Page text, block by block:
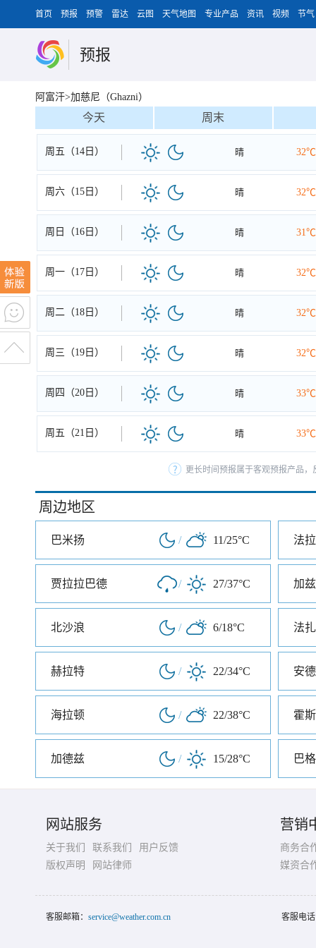
首页 预报 预警 雷达 云图 天气地图 专业产品 资讯 视频 节气
预报
阿富汗>加慈尼（Ghazni）
今天 周末
周五（14日） 晴 32℃
周六（15日） 晴 32℃
周日（16日） 晴 31℃
周一（17日） 晴 32℃
周二（18日） 晴 32℃
周三（19日） 晴 32℃
周四（20日） 晴 33℃
周五（21日） 晴 33℃
更长时间预报属于客观预报产品
周边地区
巴米扬 / 11/25°C 法
贾拉拉巴德 / 27/37°C 加
北沙浪 / 6/18°C 法
赫拉特 / 22/34°C 安
海拉顿 / 22/38°C 霍
加德兹 / 15/28°C 巴
网站服务
关于我们 联系我们
用户反馈
版权声明
网站律师
营销
商务合
媒资合
客服邮箱： service@weather.com.cn 客服电